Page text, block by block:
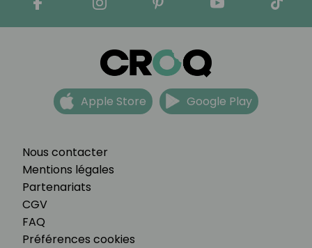
Nous contacter
Mentions légales
Partenariats
CGV
FAQ
Préférences cookies
Apple Store Google Play